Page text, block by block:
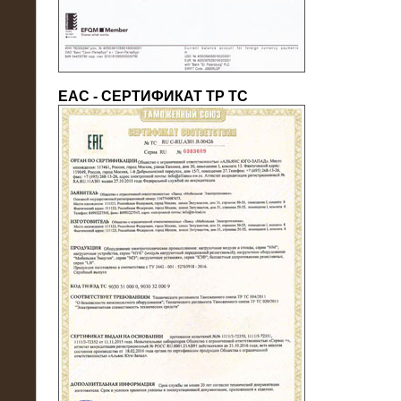
22.05.2016
Нагрузочный модуль в контейнере
10 МВт (0,4 кВ - напряжение)
ЕАС - СЕРТИФИКАТ ТР ТС